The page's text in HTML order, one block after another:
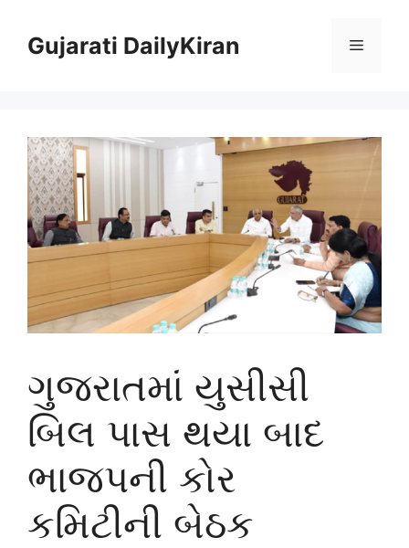
contentGujarati DailyKiran Menu
ગુજરાતમાં યુસીસી
બિલ પાસ થયા બાદ
ભાજપની કોર
કમિટીની બેઠક